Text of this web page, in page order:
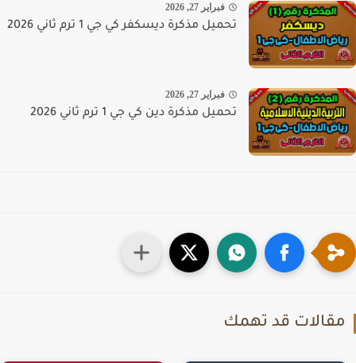
فبراير 27, 2026
تحميل مذكرة ديسكفر كي جي 1 ترم ثاني 2026
فبراير 27, 2026
تحميل مذكرة دين كي جي 1 ترم ثاني 2026
قد تهمك